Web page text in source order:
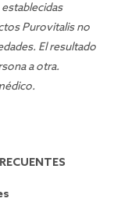
Purovitalis no
El resultado
a otra.